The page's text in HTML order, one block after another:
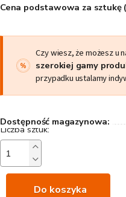
Cena podstawowa za sztukę
Czy wiesz, że możesz u
szerokiej gamy
przypadku ustalamy
Dostępność magazynowa:
Do koszyka